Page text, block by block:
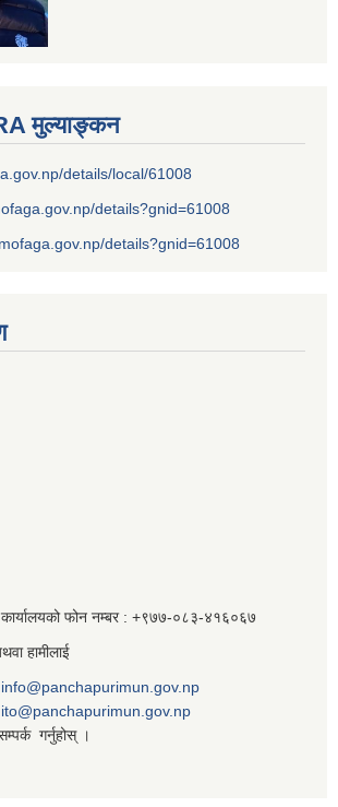
मुल्याङ्कन
details/local/61008
details?gnid=61008
details?gnid=61008
फोन नम्बर : +९७७-०८३‍-४१६०६७
info@panchapurimun.gov.np
ito@panchapurimun.gov.np
।